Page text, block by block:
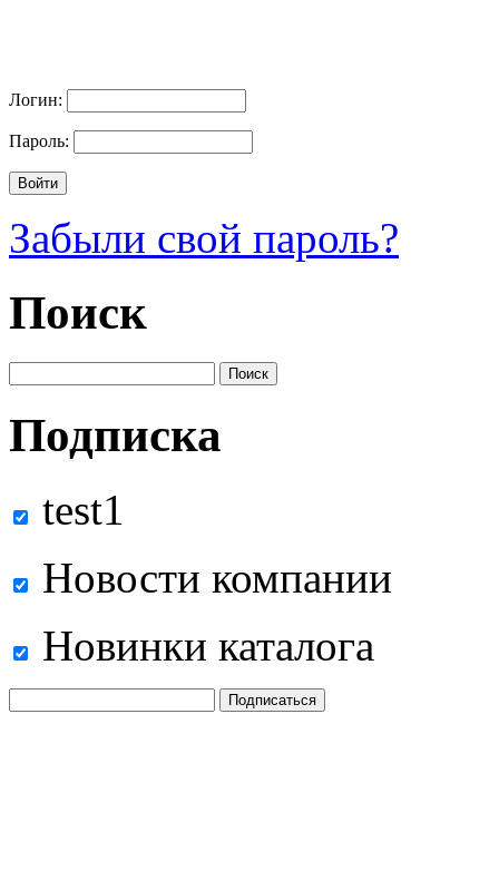
Логин:
Пароль:
Забыли свой пароль?
Поиск
Подписка
test1
Новости компании
Новинки каталога